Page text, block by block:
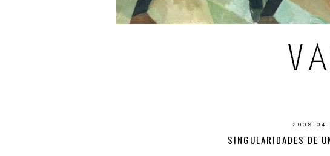
2009-04-
SINGULARIDADES DE